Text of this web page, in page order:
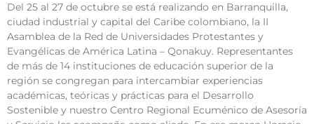
Del 25 al 27 de octubre se está realizando en Barranquilla,
ciudad industrial y capital del Caribe colombiano, la II
Asamblea de la Red de Universidades Protestantes y
Evangélicas de América Latina – Qonakuy. Representantes
de más de 14 instituciones de educación superior de la
región se congregan para intercambiar experiencias
académicas, teóricas y prácticas para el Desarrollo
Sostenible y nuestro Centro Regional Ecuménico de Asesoría